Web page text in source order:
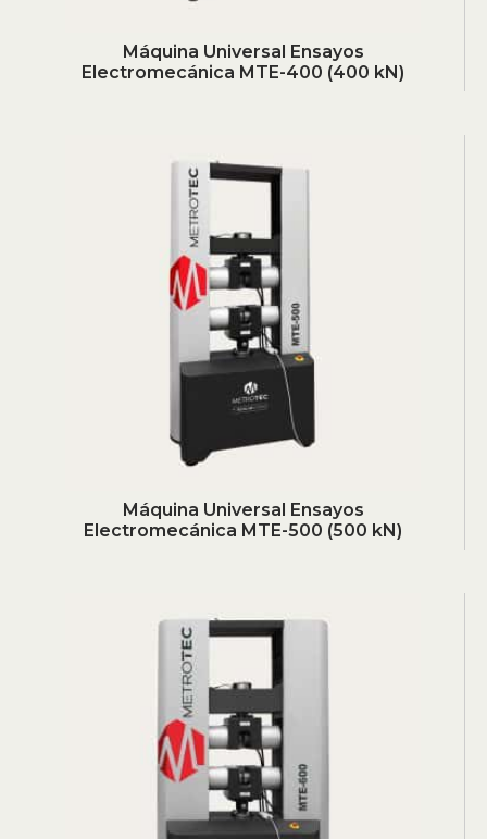
Máquina Universal Ensayos
Electromecánica MTE-400 (400 kN)
Máquina Universal Ensayos
Electromecánica MTE-500 (500 kN)